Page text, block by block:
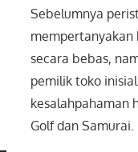
Sebelumnya
mempertanyakan
secara bebas,
pemilik toko
kesalahpahaman
Golf dan Samurai.